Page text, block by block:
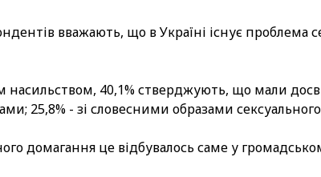
вважають, що в Україні існує проблема
насильством, 40,1% стверджують, що мали
25,8% - зі словесними образами
домагання це відбувалось саме у